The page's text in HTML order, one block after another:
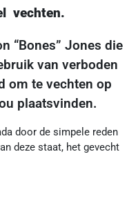
vechten.
“Bones” Jones die
van verboden
om te vechten op
plaatsvinden.
door de simpele reden
deze staat, het gevecht